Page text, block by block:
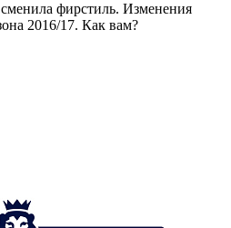
фирстиль. Изменения
2016/17. Как вам?